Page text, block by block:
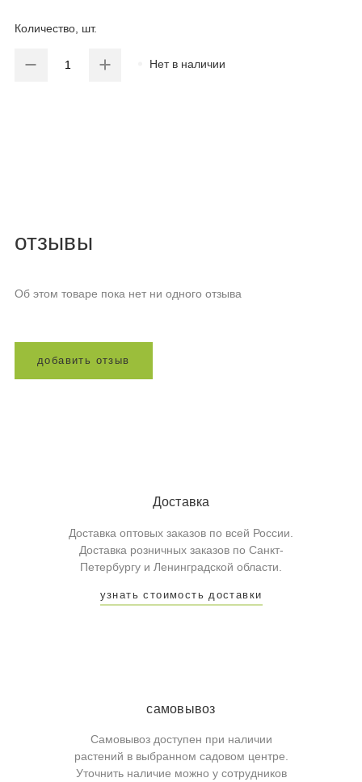
Количество, шт.
Нет в наличии
отзывы
Об этом товаре пока нет ни одного отзыва
добавит ь отз ыв
Доставка
Доставка оптовых заказов по всей России.
Доставка розничных заказов по Санкт-
Петербургу и Ленинградской области.
узнать стоимость доставки
самовывоз
Самовывоз доступен при наличии
растений в выбранном садовом центре.
Уточнить наличие можно у сотрудников